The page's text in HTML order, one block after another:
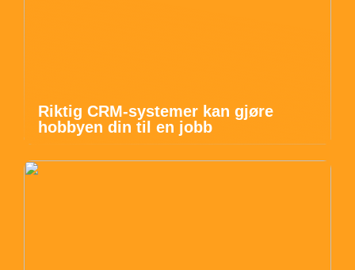
Riktig CRM-systemer kan gjøre
hobbyen din til en jobb